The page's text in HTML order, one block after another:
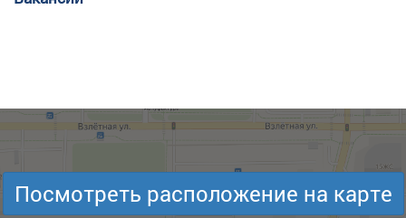
Посмотреть расположение на карте